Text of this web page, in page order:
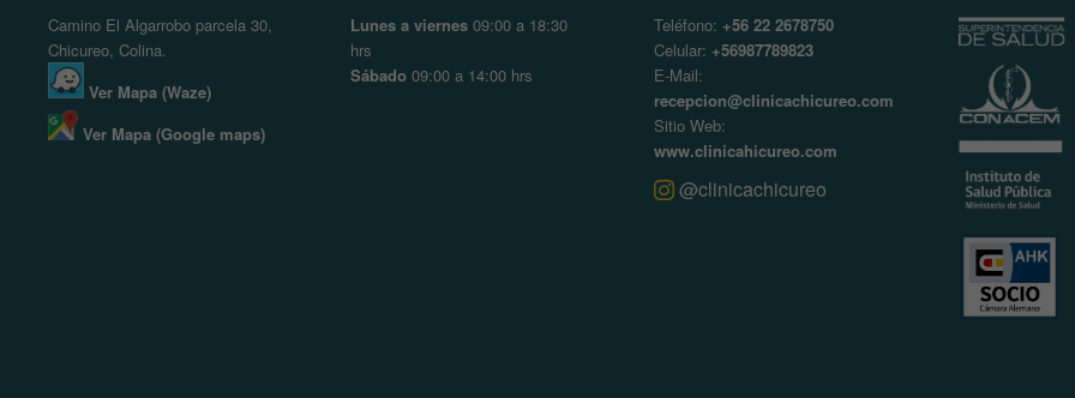
Camino El Algarrobo parcela 30,
Chicureo, Colina.
Ver Mapa (Waze)
Ver Mapa (Google maps)
Lunes a viernes 09:00 a 18:30
hrs
Sábado 09:00 a 14:00 hrs
Teléfono: +56 22 2678750
Celular: +56987789823
E-Mail:
recepcion@clinicachicureo.com
Sitio Web:
www.clinicahicureo.com
@clinicachicureo